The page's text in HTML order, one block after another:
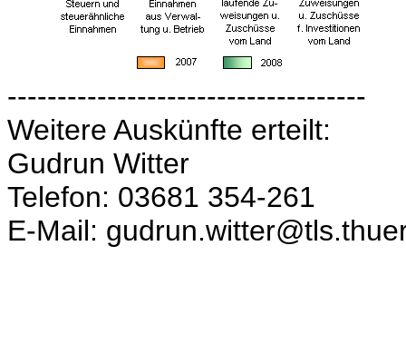
------------------------------------
Weitere Auskünfte erteilt:
Gudrun Witter
Telefon: 03681 354-261
E-Mail: